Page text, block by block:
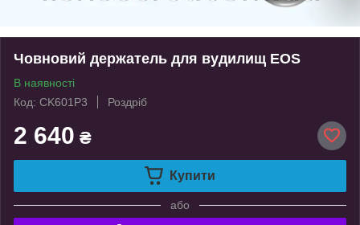
Човновий держатель для вудилищ EOS
В наявності
Код: CK601P3
Роздріб
2 640 ₴
Купити
або